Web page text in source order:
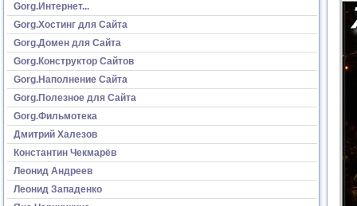
Gorg.Интернет...
Gorg.Хостинг для Сайта
Gorg.Домен для Сайта
Gorg.Конструктор Сайтов
Gorg.Наполнение Сайта
Gorg.Полезное для Сайта
Gorg.Фильмотека
Дмитрий Халезов
Константин Чекмарёв
Леонид Андреев
Леонид Западенко